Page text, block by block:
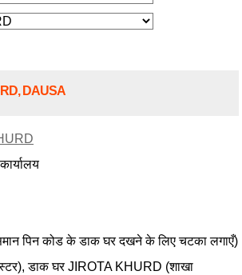
DAUSA
पिन कोड के डाक घर दखने के लिए चटका लगाएँ)
डाक घर JIROTA KHURD (शाखा